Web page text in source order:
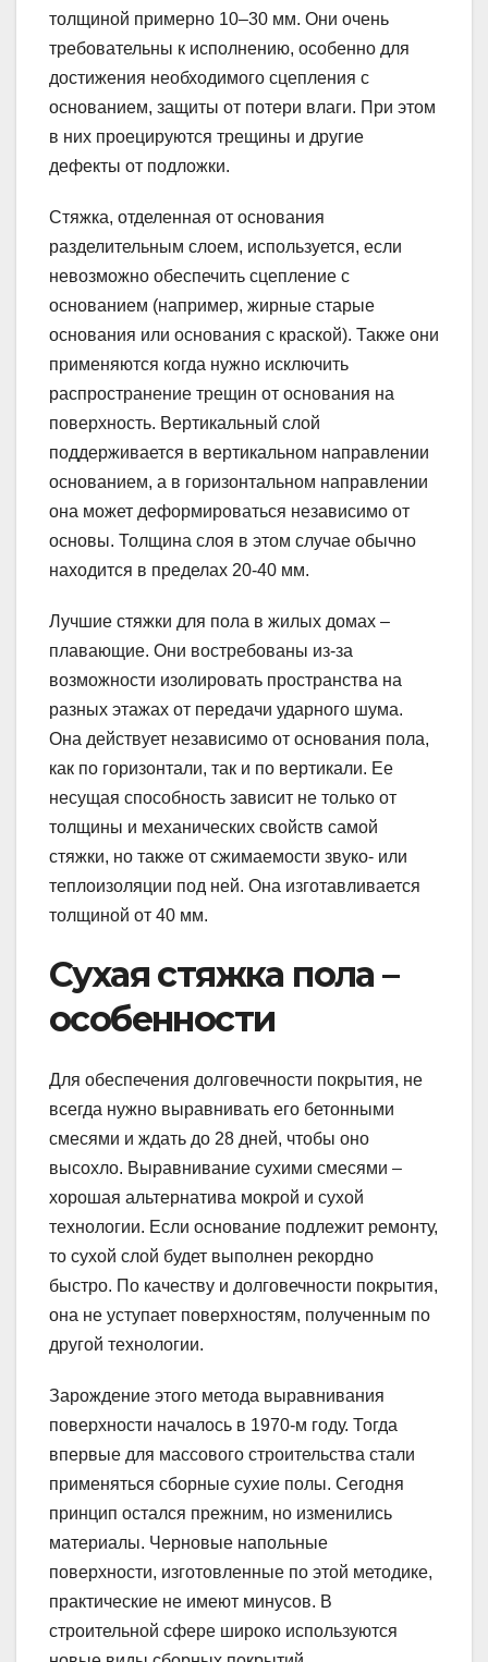
толщиной примерно 10–30 мм. Они очень
требовательны к исполнению, особенно для
достижения необходимого сцепления с
основанием, защиты от потери влаги. При этом
в них проецируются трещины и другие
дефекты от подложки.
Стяжка, отделенная от основания
разделительным слоем, используется, если
невозможно обеспечить сцепление с
основанием (например, жирные старые
основания или основания с краской). Также они
применяются когда нужно исключить
распространение трещин от основания на
поверхность. Вертикальный слой
поддерживается в вертикальном направлении
основанием, а в горизонтальном направлении
она может деформироваться независимо от
основы. Толщина слоя в этом случае обычно
находится в пределах 20-40 мм.
Лучшие стяжки для пола в жилых домах –
плавающие. Они востребованы из-за
возможности изолировать пространства на
разных этажах от передачи ударного шума.
Она действует независимо от основания пола,
как по горизонтали, так и по вертикали. Ее
несущая способность зависит не только от
толщины и механических свойств самой
стяжки, но также от сжимаемости звуко- или
теплоизоляции под ней. Она изготавливается
толщиной от 40 мм.
Сухая стяжка пола –
особенности
Для обеспечения долговечности покрытия, не
всегда нужно выравнивать его бетонными
смесями и ждать до 28 дней, чтобы оно
высохло. Выравнивание сухими смесями –
хорошая альтернатива мокрой и сухой
технологии. Если основание подлежит ремонту,
то сухой слой будет выполнен рекордно
быстро. По качеству и долговечности покрытия,
она не уступает поверхностям, полученным по
другой технологии.
Зарождение этого метода выравнивания
поверхности началось в 1970-м году. Тогда
впервые для массового строительства стали
применяться сборные сухие полы. Сегодня
принцип остался прежним, но изменились
материалы. Черновые напольные
поверхности, изготовленные по этой методике,
практические не имеют минусов. В
строительной сфере широко используются